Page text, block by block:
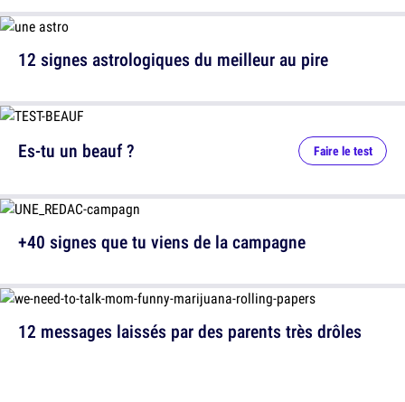
12 signes astrologiques du meilleur au pire
12 messages laissés par des parents très drôles
Es-tu un beauf ? Faire le test
+40 signes que tu viens de la campagne